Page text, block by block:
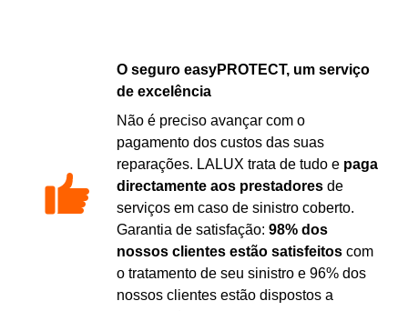
O seguro easyPROTECT, um serviço
de excelência
Não é preciso avançar com o
pagamento dos custos das suas
reparações. LALUX trata de tudo e paga
directamente aos prestadores de
serviços em caso de sinistro coberto.
Garantia de satisfação: 98% dos
nossos clientes estão satisfeitos com
o tratamento de seu sinistro e 96% dos
nossos clientes estão dispostos a